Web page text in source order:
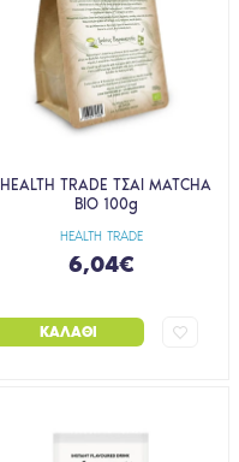
HEALTH TRADE
HEALTH TRADE ΤΣΑΙ MATCHA
BIO 100g
6,04€
ΚΑΛΆΘΙ